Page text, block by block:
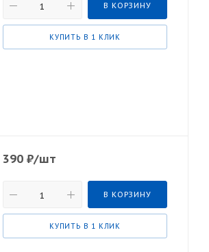
В КОРЗИНУ
КУПИТЬ В 1 КЛИК
390 ₽/шт
В КОРЗИНУ
КУПИТЬ В 1 КЛИК